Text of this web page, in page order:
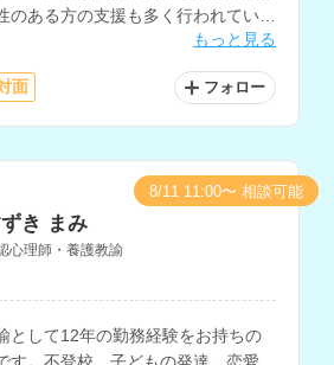
のある方の支援も多く行われていま
もっと見る
面 フォロー
き まみ
心理師・養護教諭
として12年の勤務経験をお持ちの
8/11 11:00〜 相談可能